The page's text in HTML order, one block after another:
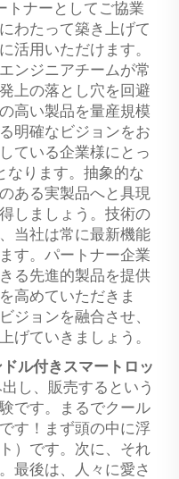
ナーとしてご協業
わたって築き上げて
活用いただけます。
ンジニアチームが常
上の落とし穴を回避
高い製品を量産規模
明確なビジョンをお
ている企業様にとっ
なります。抽象的な
ある実製品へと具現
しましょう。技術の
当社は常に最新機能
す。パートナー企業
る先進的製品を提供
高めていただきま
ジョンを融合させ、
げていきましょう。
ル付きスマートロッ
し、販売するという
です。まるでクール
す！まず頭の中に浮
）です。次に、それ
最後は、人々に愛さ